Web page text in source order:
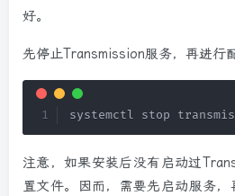
好。
先停止Transmission服务，再进行
systemctl stop
注意，如果安装后没有启动过
置文件。因而，需要先启动服务